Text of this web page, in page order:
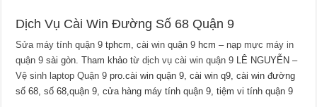
Dịch Vụ Cài Win Đường Số 68 Quận 9
Sửa máy tính quận 9 tphcm,cài win quận 9 hcm – nạp mực máy in
quận 9 sài gòn. Tham khảo từdịch vụ cài win quận 9 LÊ NGUYỄN –
Vệ sinh laptop Quận 9 pro.cài win quận 9, cài win q9, cài win đường
số 68, số 68,quận 9, cửa hàng máy tính quận 9, tiệm vi tính quận 9